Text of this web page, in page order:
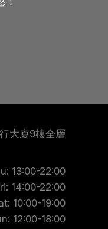
大廈9樓全層
13:00-22:00
14:00-22:00
10:00-19:00
12:00-18:00